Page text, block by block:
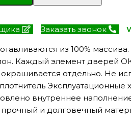
Заказать звонок
из 100%
Каждый элемент дверей
отдельно. Не
Эксплуатационные
внутреннее
прочный и долговечный